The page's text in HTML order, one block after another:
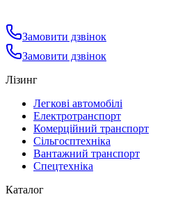
Замовити дзвінок
Замовити дзвінок
Лізинг
Легкові автомобілі
Електротранспорт
Комерційний транспорт
Сільгосптехніка
Вантажний транспорт
Спецтехніка
Каталог